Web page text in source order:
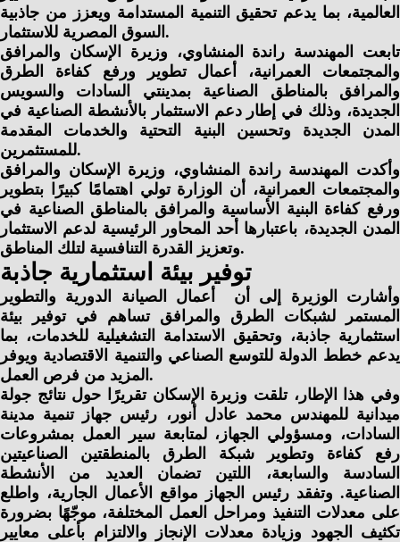
العالمية، بما يدعم تحقيق التنمية المستدامة ويعزز من جاذبية
السوق المصرية للاستثمار.
تابعت المهندسة راندة المنشاوي، وزيرة الإسكان والمرافق
والمجتمعات العمرانية، أعمال تطوير ورفع كفاءة الطرق
والمرافق بالمناطق الصناعية بمدينتي السادات والسويس
الجديدة، وذلك في إطار دعم الاستثمار بالأنشطة الصناعية في
المدن الجديدة وتحسين البنية التحتية والخدمات المقدمة
للمستثمرين.
وأكدت المهندسة راندة المنشاوي، وزيرة الإسكان والمرافق
والمجتمعات العمرانية، أن الوزارة تولي اهتمامًا كبيرًا بتطوير
ورفع كفاءة البنية الأساسية والمرافق بالمناطق الصناعية في
المدن الجديدة، باعتبارها أحد المحاور الرئيسية لدعم الاستثمار
وتعزيز القدرة التنافسية لتلك المناطق.
توفير بيئة استثمارية جاذبة
وأشارت الوزيرة إلى أن أعمال الصيانة الدورية والتطوير
المستمر لشبكات الطرق والمرافق تساهم في توفير بيئة
استثمارية جاذبة، وتحقيق الاستدامة التشغيلية للخدمات، بما
يدعم خطط الدولة للتوسع الصناعي والتنمية الاقتصادية ويوفر
المزيد من فرص العمل.
وفي هذا الإطار، تلقت وزيرة الإسكان تقريرًا حول نتائج جولة
ميدانية للمهندس محمد عادل أنور، رئيس جهاز تنمية مدينة
السادات، ومسؤولي الجهاز، لمتابعة سير العمل بمشروعات
رفع كفاءة وتطوير شبكة الطرق بالمنطقتين الصناعيتين
السادسة والسابعة، اللتين تضمان العديد من الأنشطة
الصناعية. وتفقد رئيس الجهاز مواقع الأعمال الجارية، واطلع
على معدلات التنفيذ ومراحل العمل المختلفة، موجّهًا بضرورة
تكثيف الجهود وزيادة معدلات الإنجاز والالتزام بأعلى معايير